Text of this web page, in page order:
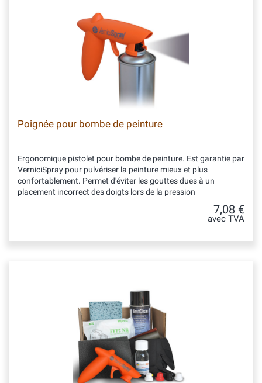
Poignée pour bombe de peinture
Ergonomique pistolet pour bombe de peinture. Est garantie par
VerniciSpray pour pulvériser la peinture mieux et plus
confortablement. Permet d'éviter les gouttes dues à un
placement incorrect des doigts lors de la pression
7,08 €
avec TVA